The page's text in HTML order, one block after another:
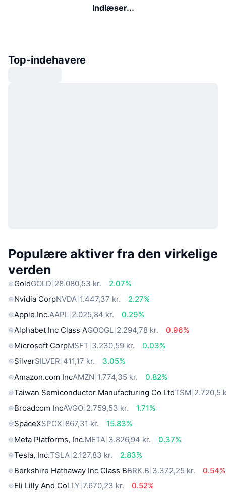
Indlæser...
Top-indehavere
Populære aktiver fra den virkelige
verden
GoldGOLD 28.080,53 kr.
2.07%
Nvidia CorpNVDA 1.447,37 kr.
2.27%
Apple Inc.AAPL 2.025,84 kr.
0.29%
Alphabet Inc Class AGOOGL 2.294,78 kr.
0.96%
Microsoft CorpMSFT 3.230,59 kr.
0.03%
SilverSILVER 411,17 kr.
3.05%
Amazon.com IncAMZN 1.774,35 kr.
0.82%
Taiwan Semiconductor Manufacturing Co LtdTSM 2.720,5
Broadcom IncAVGO 2.759,53 kr.
1.71%
SpaceXSPCX 867,31 kr.
15.83%
Meta Platforms, Inc.META 3.826,94 kr.
0.37%
Tesla, Inc.TSLA 2.127,83 kr.
2.83%
Berkshire Hathaway Inc Class BBRK.B 3.372,25 kr.
0.54%
Eli Lilly And CoLLY 7.670,23 kr.
0.52%